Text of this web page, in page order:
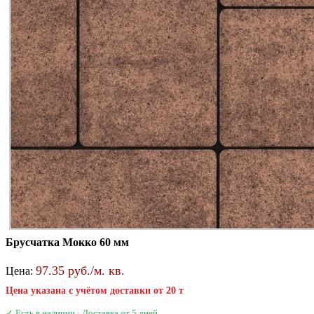
Брусчатка Мокко 60 мм
Цена: 97.35 руб./м. кв.
Цена указана с учётом доставки от 20 т